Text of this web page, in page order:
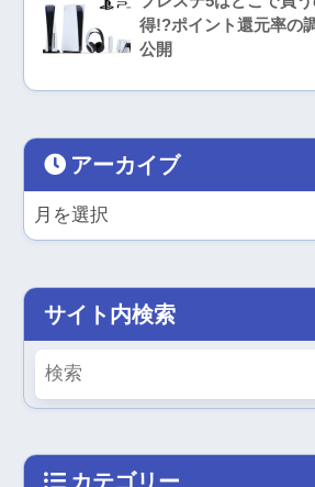
得!?ポイント還元率の
公開
アーカイブ
サイト内検索
カテゴリー